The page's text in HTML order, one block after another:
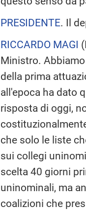
PRESIDENTE. Il
RICCARDO MAGI (
Ministro.
della prima
all'epoca ha dato
risposta di oggi,
che solo le liste
sui collegi
scelta 40 giorni
uninominali, ma
coalizioni che